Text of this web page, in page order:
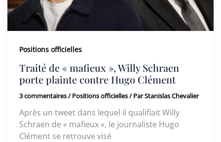
Positions officielles
Traité de « mafieux », Willy Schraen
porte plainte contre Hugo Clément
3 commentaires/Positions officielles/ ParStanislas Chevalier
Après un tweet dans lequel il qualifiait Willy
Schraen de « mafieux », le journaliste Hugo
Clément se retrouve visé